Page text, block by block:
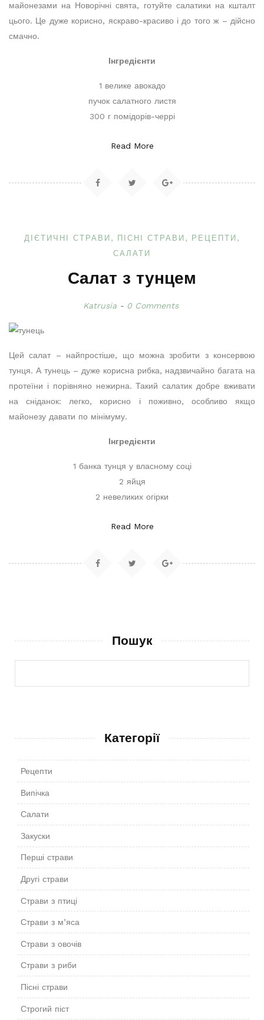
майонезами на Новорічні свята, готуйте салатики на кшталт
цього. Це дуже корисно, яскраво-красиво і до того ж – дійсно
смачно.
Інгредієнти
1 велике авокадо
пучок салатного листя
300 г помідорів-черрі
Read More
ДІЄТИЧНІ СТРАВИ ПІСНІ СТРАВИ
РЕЦЕПТИ
САЛАТИ
Салат з тунцем
Katrusia 0 Comments
Цей салат – найпростіше, що можна зробити з консервою
тунця. А тунець – дуже корисна рибка, надзвичайно багата на
протеїни і порівняно нежирна. Такий салатик добре вживати
на сніданок: легко, корисно і поживно, особливо якщо
майонезу давати по мінімуму.
Інгредієнти
1 банка тунця у власному соці
2 яйця
2 невеликих огірки
Read More
Пошук
Категорії
Рецепти
Випічка
Салати
Закуски
Перші страви
Другі страви
Страви з птиці
Страви з м’яса
Страви з овочів
Страви з риби
Пісні страви
Строгий піст